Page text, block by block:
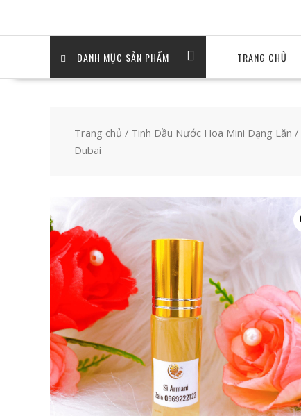
DANH MỤC SẢN PHẨM TRANG CHỦ
Trang chủ / Tinh Dầu Nước Hoa Mini Dạng Lăn /
Dubai